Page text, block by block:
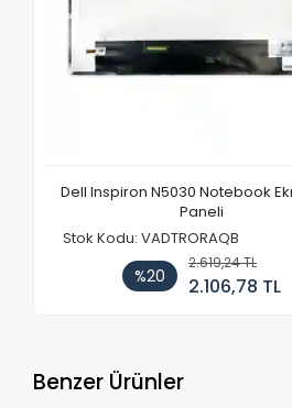
Dell Inspiron N5030 Notebook
Paneli
Stok Kodu: VADTRORAQB
%20
2.619,24 TL
2.106,78 TL
Benzer Ürünler